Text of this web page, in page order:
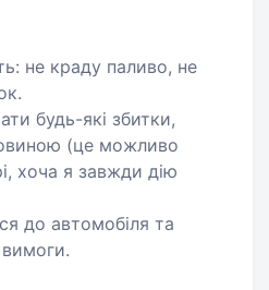
не краду паливо, не
будь-які збитки,
(це можливо
хоча я завжди дію
до автомобіля та
вимоги.